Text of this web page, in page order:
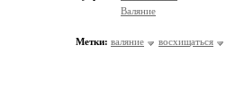
Валяние
Метки: валяние восхищаться